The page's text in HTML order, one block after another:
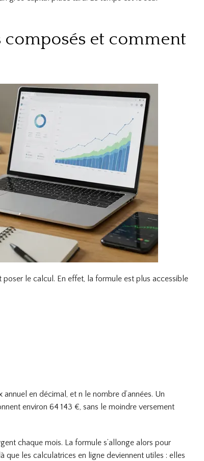
et comment
le calcul. En effet, la formule est plus accessible
en décimal, et n le nombre d’années. Un
environ 64 143 €, sans le moindre versement
chaque mois. La formule s’allonge alors pour
que les calculatrices en ligne deviennent utiles : elles